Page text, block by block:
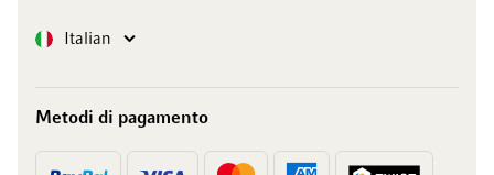
Lingua Italian
Metodi di pagamento